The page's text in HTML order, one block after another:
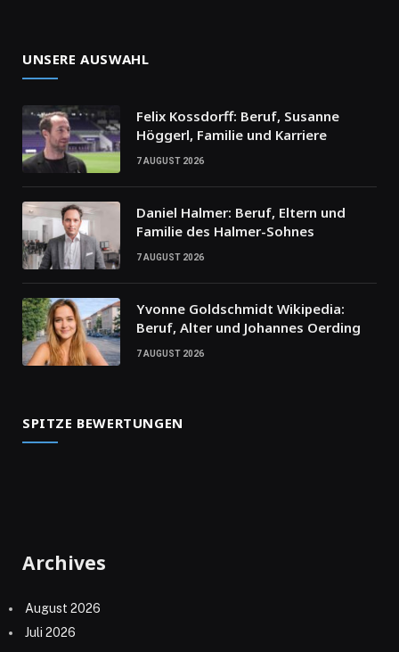
UNSERE AUSWAHL
Felix Kossdorff: Beruf, Susanne
Höggerl, Familie und Karriere
7 AUGUST 2026
Daniel Halmer: Beruf, Eltern und
Familie des Halmer-Sohnes
7 AUGUST 2026
Yvonne Goldschmidt Wikipedia:
Beruf, Alter und Johannes Oerding
7 AUGUST 2026
SPITZE BEWERTUNGEN
Archives
August 2026
Juli 2026